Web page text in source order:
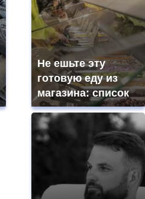
Не ешьте эту
готовую еду из
магазина: список